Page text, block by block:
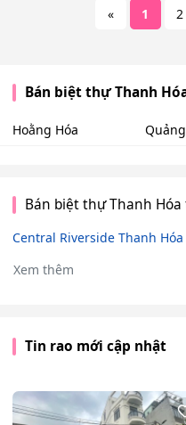
« 1 2
Bán biệt thự Thanh
Hoằng Hóa
Bán biệt thự Thanh
Central Riverside Thanh Hóa
Xem thêm
Tin rao mới cập nhật